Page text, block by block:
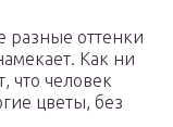
разные оттенки
Как ни
что человек
цветы, без